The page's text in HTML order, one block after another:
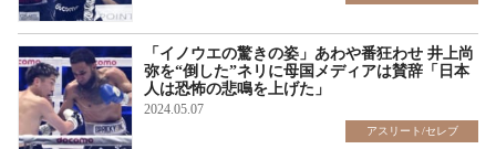
「イノウエの驚きの姿」あわや番狂わせ 井上尚
弥を“倒した”ネリに母国メディアは賛辞「日本
人は恐怖の悲鳴を上げた」
2024.05.07
アスリート/セレブ